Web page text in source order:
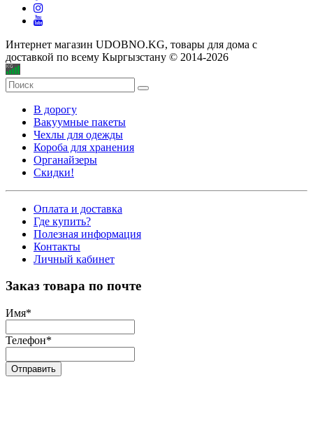
Интернет магазин UDOBNO.KG, товары для дома с
доставкой по всему Кыргызстану © 2014-2026
В дорогу
Вакуумные пакеты
Чехлы для одежды
Короба для хранения
Органайзеры
Скидки!
Оплата и доставка
Где купить?
Полезная информация
Контакты
Личный кабинет
Заказ товара по почте
Имя*
Телефон*
Отправить